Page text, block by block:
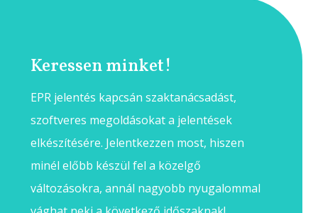
Keressen minket!
EPR jelentés kapcsán szaktanácsadást,
szoftveres megoldásokat a jelentések
elkészítésére. Jelentkezzen most, hiszen
minél előbb készül fel a közelgő
változásokra, annál nagyobb nyugalommal